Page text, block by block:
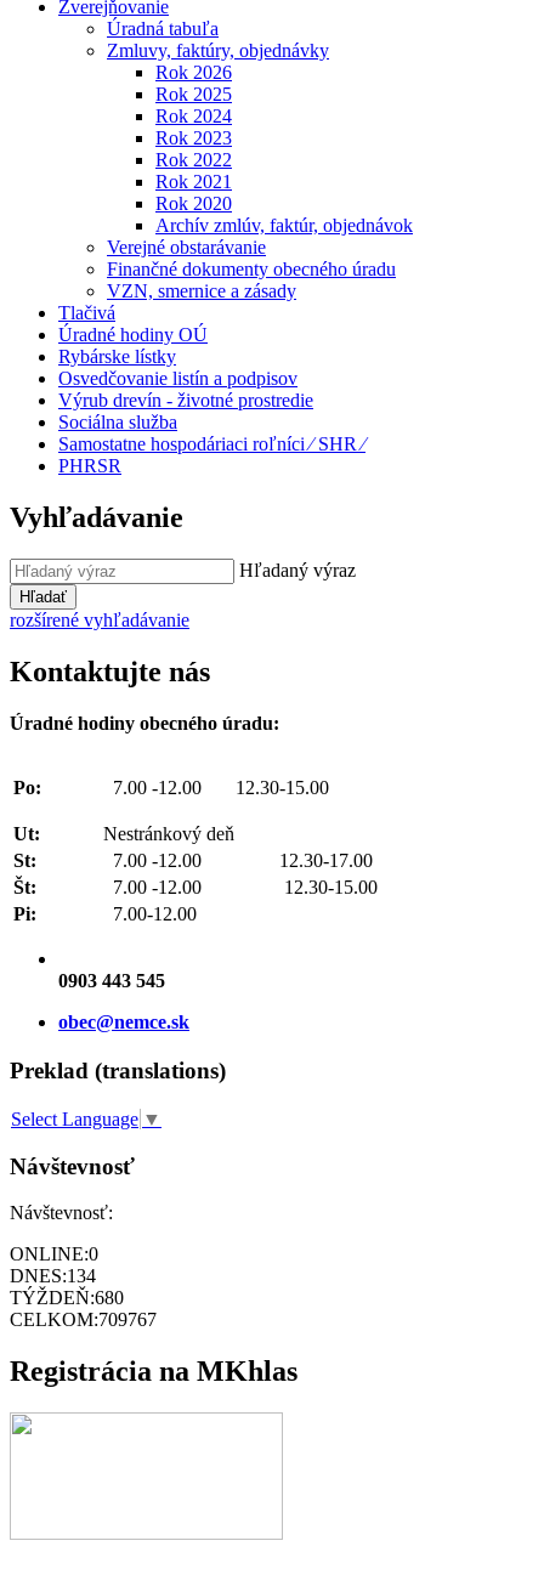
Zverejňovanie
Úradná tabuľa
Zmluvy, faktúry, objednávky
Rok 2026
Rok 2025
Rok 2024
Rok 2023
Rok 2022
Rok 2021
Rok 2020
Archív zmlúv, faktúr, objednávok
Verejné obstarávanie
Finančné dokumenty obecného úradu
VZN, smernice a zásady
Tlačivá
Úradné hodiny OÚ
Rybárske lístky
Osvedčovanie listín a podpisov
Výrub drevín - životné prostredie
Sociálna služba
Samostatne hospodáriaci roľníci ⁄ SHR ⁄
PHRSR
Vyhľadávanie
Hľadaný výraz
Hľadať
rozšírené vyhľadávanie
Kontaktujte nás
Úradné hodiny obecného úradu:
Po: 7.00 -12.00 12.30-15.00
Ut:
Nestránkový deň
St:
7.00 -12.00 12.30-17.00
Št:
7.00 -12.00 12.30-15.00
Pi:
7.00-12.00
0903 443 545
obec@nemce.sk
Preklad (translations)
Select Language ▼
Návštevnosť
Návštevnosť:
ONLINE:0
DNES:134
TÝŽDEŇ:680
CELKOM:709767
Registrácia na MKhlas